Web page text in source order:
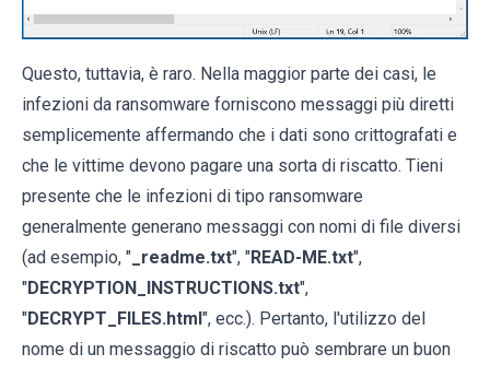
Questo, tuttavia, è raro. Nella maggior parte dei casi, le
infezioni da ransomware forniscono messaggi più diretti
semplicemente affermando che i dati sono crittografati e
che le vittime devono pagare una sorta di riscatto. Tieni
presente che le infezioni di tipo ransomware
generalmente generano messaggi con nomi di file diversi
(ad esempio, " _readme.txt", "READ-ME.txt",
"DECRYPTION_INSTRUCTIONS.txt",
"DECRYPT_FILES.html", ecc.). Pertanto, l'utilizzo del
nome di un messaggio di riscatto può sembrare un buon